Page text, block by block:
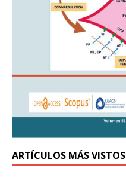
ARTÍCULOS MÁS VISTOS